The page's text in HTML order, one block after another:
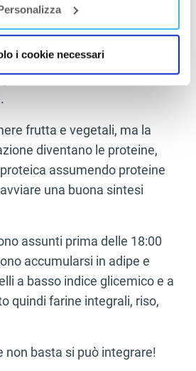
i cookie necessari
al giorno per frazionare
e mantenere attivo il
spuntino, pranzo,
tutti a distanza di
frutta e vegetali, ma la
diventano le proteine,
assumendo proteine
una buona sintesi
assunti prima delle 18:00
accumularsi in adipe e
a basso indice glicemico e a
quindi farine integrali, riso,
non basta si può integrare!